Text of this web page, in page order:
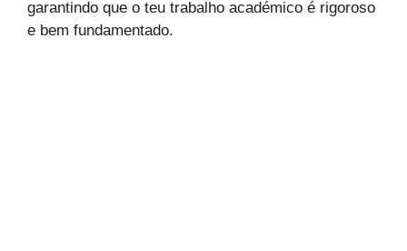
garantindo que o teu trabalho académico é rigoroso
e bem fundamentado.